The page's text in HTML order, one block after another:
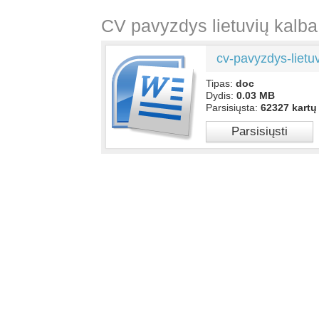
CV pavyzdys lietuvių kalba
cv-pavyzdys-
Tipas: doc
Dydis: 0.03 MB
Parsisiųsta: 62327 kartų
Parsisiųsti